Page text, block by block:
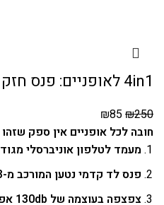
4in1 לאופניים: פנס חזק + מעמד לטלפון + סוללה ניידת + צפצפה
₪250
₪85
חובה לכל אופניים אין ספק שזהו הגאג'אט של רוכבים
מעמד לטלפון אוניברסלי מגודל 4 אינץ' עד 6.5
פנס לד קדמי נטען המורכב מ-3 נורות לד חזקות בעוצמה של 400lumen.
צפצפה בעוצמה של 130db אפשרות החלפת סאונד הצפצפה.